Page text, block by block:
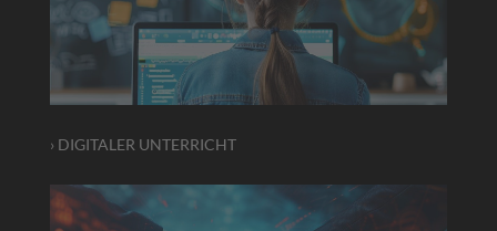
› DIGITALER UNTERRICHT